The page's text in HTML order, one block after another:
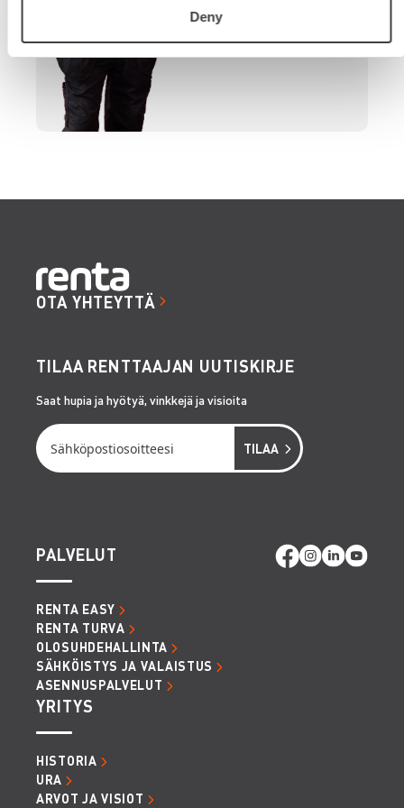
Deny
OTA YHTEYTTÄ
TILAA RENTTAAJAN UUTISKIRJE
Saat hupia ja hyötyä, vinkkejä ja visioita
PALVELUT
RENTA EASY
RENTA TURVA
OLOSUHDEHALLINTA
SÄHKÖISTYS JA VALAISTUS
ASENNUSPALVELUT
YRITYS
HISTORIA
URA
ARVOT JA VISIOT